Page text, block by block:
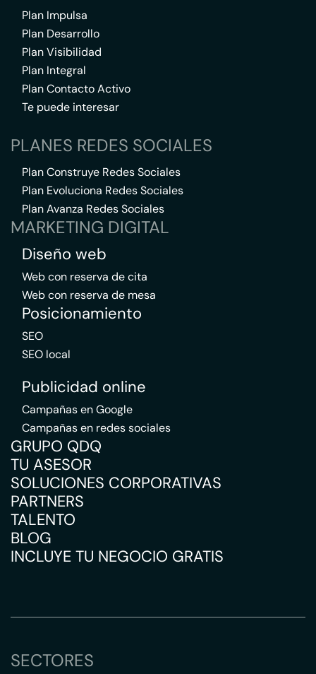
Plan Impulsa
Plan Desarrollo
Plan Visibilidad
Plan Integral
Plan Contacto Activo
Te puede interesar
PLANES REDES SOCIALES
Plan Construye Redes Sociales
Plan Evoluciona Redes Sociales
Plan Avanza Redes Sociales
MARKETING DIGITAL
Diseño web
Web con reserva de cita
Web con reserva de mesa
Posicionamiento
SEO
SEO local
Publicidad online
Campañas en Google
Campañas en redes sociales
GRUPO QDQ
TU ASESOR
SOLUCIONES CORPORATIVAS
PARTNERS
TALENTO
BLOG
INCLUYE TU NEGOCIO GRATIS
SECTORES